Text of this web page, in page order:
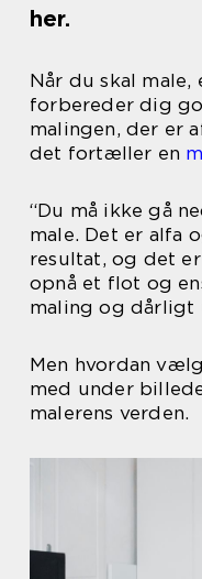
her.
Når du skal
forbereder dig
malingen, der er
det fortæller en
“Du må ikke gå
male. Det er alfa
resultat, og det
opnå et flot og
maling og dårligt
Men hvordan
med under
malerens verden.